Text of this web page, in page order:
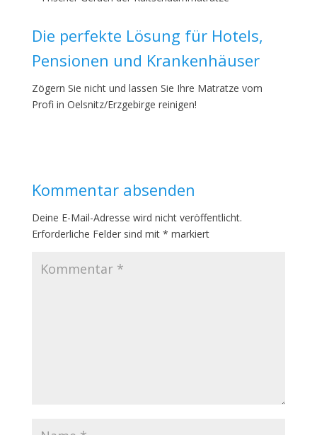
Die perfekte Lösung für Hotels,
Pensionen und Krankenhäuser
Zögern Sie nicht und lassen Sie Ihre Matratze vom
Profi in Oelsnitz/Erzgebirge reinigen!
Kommentar absenden
Deine E-Mail-Adresse wird nicht veröffentlicht.
Erforderliche Felder sind mit * markiert